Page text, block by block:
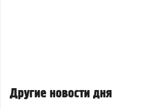
Другие новости дня